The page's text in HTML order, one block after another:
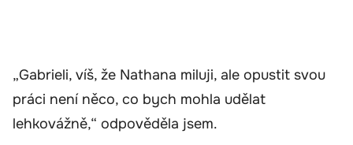
„Gabrieli, víš, že Nathana miluji, ale opustit svou
práci není něco, co bych mohla udělat
lehkovážně,“ odpověděla jsem.